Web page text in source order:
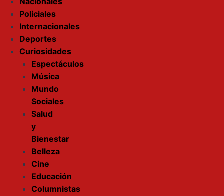
Policiales
Internacionales
Deportes
Curiosidades
Espectáculos
Música
Mundo
Sociales
Salud
y
Bienestar
Belleza
Cine
Educación
Columnistas